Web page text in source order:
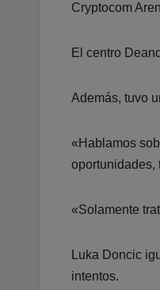
Cryptocom
El centro
Además, tuvo
«Hablamos
oportunidades,
«Solamente
Luka Doncic
intentos.